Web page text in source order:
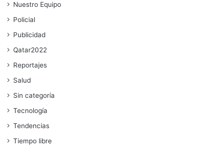
Nuestro Equipo
Policial
Publicidad
Qatar2022
Reportajes
Salud
Sin categoría
Tecnología
Tendencias
Tiempo libre